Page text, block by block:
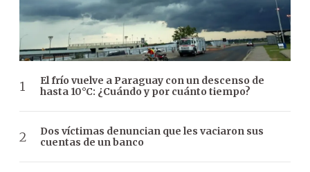
El frío vuelve a Paraguay con un descenso de
hasta 10°C: ¿Cuándo y por cuánto tiempo?
Dos víctimas denuncian que les vaciaron sus
cuentas de un banco